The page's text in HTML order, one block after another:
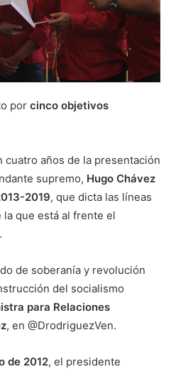
por cinco objetivos
cuatro años de la presentación
supremo, Hugo Chávez
2019, que dicta las líneas
que está al frente el
de soberanía y revolución
del socialismo
para Relaciones
, en @DrodriguezVen.
de 2012, el presidente